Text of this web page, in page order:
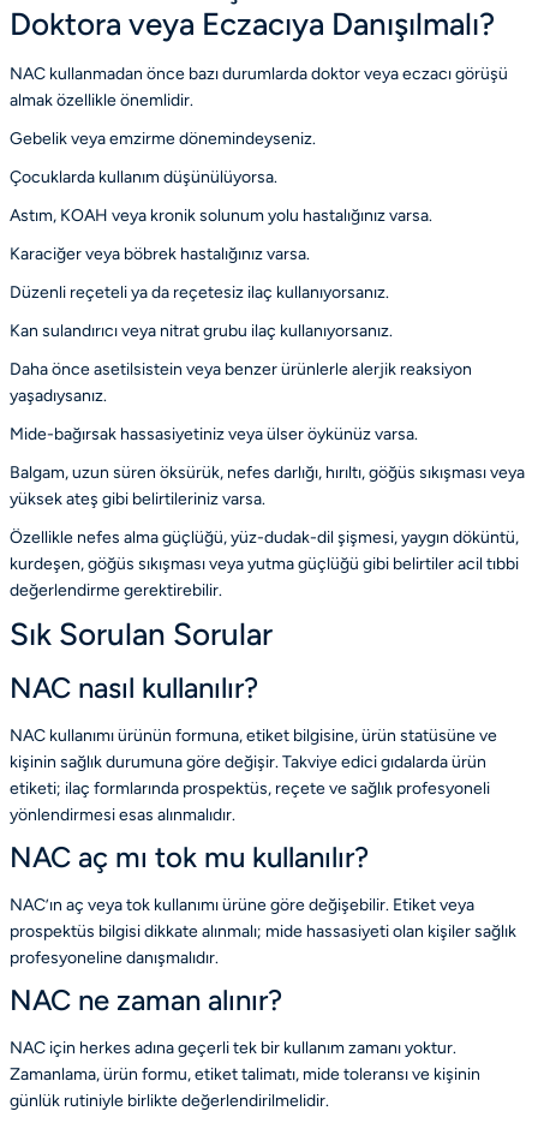
Doktora veya Eczacıya Danışılmalı?
NAC kullanmadan önce bazı durumlarda doktor veya eczacı görüşü
almak özellikle önemlidir.
Gebelik veya emzirme dönemindeyseniz.
Çocuklarda kullanım düşünülüyorsa.
Astım, KOAH veya kronik solunum yolu hastalığınız varsa.
Karaciğer veya böbrek hastalığınız varsa.
Düzenli reçeteli ya da reçetesiz ilaç kullanıyorsanız.
Kan sulandırıcı veya nitrat grubu ilaç kullanıyorsanız.
Daha önce asetilsistein veya benzer ürünlerle alerjik reaksiyon
yaşadıysanız.
Mide-bağırsak hassasiyetiniz veya ülser öykünüz varsa.
Balgam, uzun süren öksürük, nefes darlığı, hırıltı, göğüs sıkışması veya
yüksek ateş gibi belirtileriniz varsa.
Özellikle nefes alma güçlüğü, yüz-dudak-dil şişmesi, yaygın döküntü,
kurdeşen, göğüs sıkışması veya yutma güçlüğü gibi belirtiler acil tıbbi
değerlendirme gerektirebilir.
Sık Sorulan Sorular
NAC nasıl kullanılır?
NAC kullanımı ürünün formuna, etiket bilgisine, ürün statüsüne ve
kişinin sağlık durumuna göre değişir. Takviye edici gıdalarda ürün
etiketi; ilaç formlarında prospektüs, reçete ve sağlık profesyoneli
yönlendirmesi esas alınmalıdır.
NAC aç mı tok mu kullanılır?
NAC’ın aç veya tok kullanımı ürüne göre değişebilir. Etiket veya
prospektüs bilgisi dikkate alınmalı; mide hassasiyeti olan kişiler sağlık
profesyoneline danışmalıdır.
NAC ne zaman alınır?
NAC için herkes adına geçerli tek bir kullanım zamanı yoktur.
Zamanlama, ürün formu, etiket talimatı, mide toleransı ve kişinin
günlük rutiniyle birlikte değerlendirilmelidir.